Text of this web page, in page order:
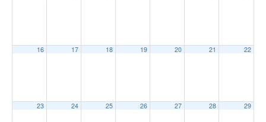
16 17 18 19 20 21 22
23 24 25 26 27 28 29